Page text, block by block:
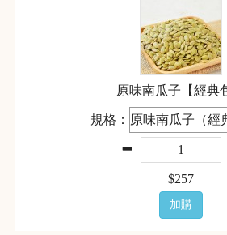
原味南瓜子【經典
規格：
$257
加購